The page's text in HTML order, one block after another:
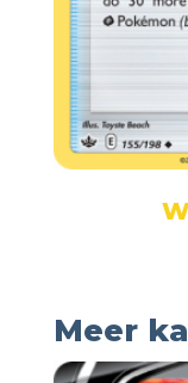
Meer